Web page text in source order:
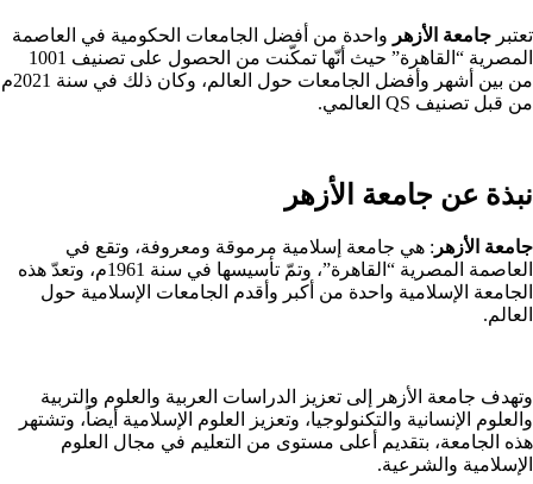
تعتبر جامعة الأزهر واحدة من أفضل الجامعات الحكومية في العاصمة
المصرية “القاهرة” حيث أنّها تمكّنت من الحصول على تصنيف 1001
من بين أشهر وأفضل الجامعات حول العالم، وكان ذلك في سنة 2021م
من قبل تصنيف QS العالمي.
نبذة عن جامعة الأزهر
جامعة الأزهر : هي جامعة إسلامية مرموقة ومعروفة، وتقع في
العاصمة المصرية “القاهرة”، وتمّ تأسيسها في سنة 1961م، وتعدّ هذه
الجامعة الإسلامية واحدة من أكبر وأقدم الجامعات الإسلامية حول
العالم.
وتهدف جامعة الأزهر إلى تعزيز الدراسات العربية والعلوم والتربية
والعلوم الإنسانية والتكنولوجيا، وتعزيز العلوم الإسلامية أيضاً، وتشتهر
هذه الجامعة، بتقديم أعلى مستوى من التعليم في مجال العلوم
الإسلامية والشرعية.